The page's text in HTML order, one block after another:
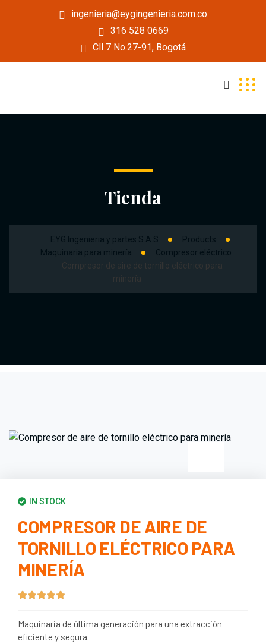
ingenieria@eygingenieria.com.co
316 528 0669
Cll 7 No.27-91, Bogotá
Tienda
EYG Ingenieria y partes S.A.S
Products
Maquinaria para minería
Compresor eléctrico
Compresor de aire de tornillo eléctrico para
minería
IN STOCK
COMPRESOR DE AIRE DE
TORNILLO ELÉCTRICO PARA
MINERÍA
Maquinaria de última generación para una extracción
eficiente y segura.